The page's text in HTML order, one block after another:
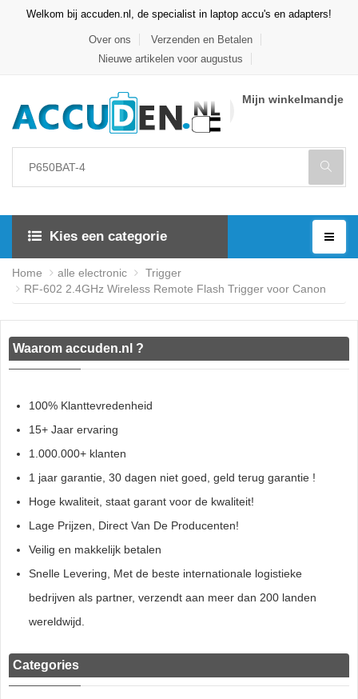
Welkom bij accuden.nl, de specialist in laptop accu's en adapters!
Over ons
Verzenden en Betalen
Nieuwe artikelen voor augustus
Mijn winkelmandje
Kies een categorie
Home alle electronic
Trigger
RF-602 2.4GHz Wireless Remote Flash Trigger voor Canon
Waarom accuden.nl ?
100% Klanttevredenheid
15+ Jaar ervaring
1.000.000+ klanten
1 jaar garantie, 30 dagen niet goed, geld terug garantie !
Hoge kwaliteit, staat garant voor de kwaliteit!
Lage Prijzen, Direct Van De Producenten!
Veilig en makkelijk betalen
Snelle Levering, Met de beste internationale logistieke
bedrijven als partner, verzendt aan meer dan 200 landen
wereldwijd.
Categories